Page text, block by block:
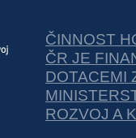
ČINNOST
ČR JE
DOTACEMI
ROZVOJ A